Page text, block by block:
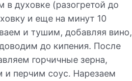
в духовке (разогретой до
и еще на минут 10
и тушим, добавляя вино,
до кипения. После
горчичные зерна,
перчим соус. Нарезаем